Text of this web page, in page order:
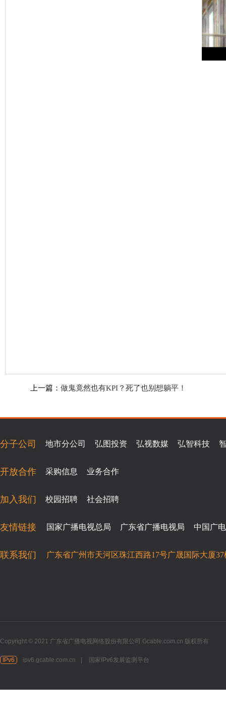
上一篇： 做鬼竟然也有KPI？死了也别想躺平！
分子公司 地市分公司 弘图投资 弘视数媒 弘智科技
开放合作 采购信息 业务合作
加入我们 校园招聘 社会招聘
友情链接 国家广播电视总局 广东省广播电视局 中国广电
联系我们 广东省广州市天河区珠江西路17号广晟国际大厦37
Copyright © 2021 广东省广播电视网络股份有限公司 Gcable.com.cn 版权所有
IPv6 ipv6.gcable.com.cn 国家IPv6发展监测平台